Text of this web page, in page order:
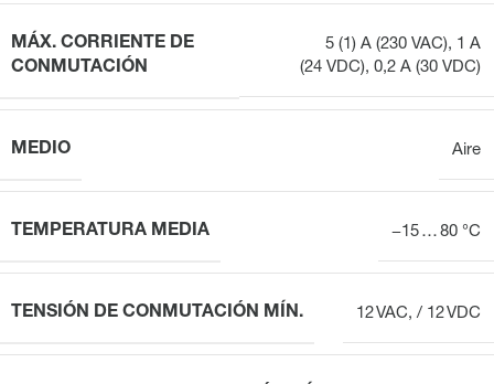
MÁX. CORRIENTE DE
CONMUTACIÓN
5 (1) A (230 VAC), 1 A
(24 VDC), 0,2 A (30 VDC)
MEDIO Aire
TEMPERATURA MEDIA −15 … 80 °C
TENSIÓN DE CONMUTACIÓN MÍN. 12 VAC, / 12 VDC